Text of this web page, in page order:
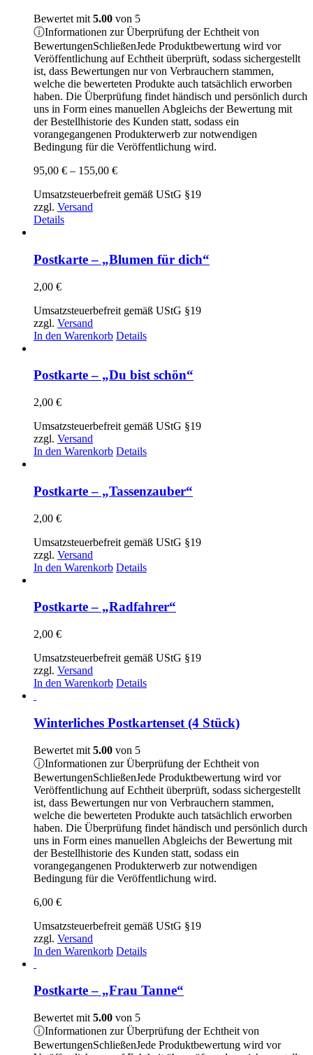
Bewertet mit 5.00 von 5
ⓘInformationen zur Überprüfung der Echtheit von
BewertungenSchließenJede Produktbewertung wird vor
Veröffentlichung auf Echtheit überprüft, sodass sichergestellt
ist, dass Bewertungen nur von Verbrauchern stammen,
welche die bewerteten Produkte auch tatsächlich erworben
haben. Die Überprüfung findet händisch und persönlich durch
uns in Form eines manuellen Abgleichs der Bewertung mit
der Bestellhistorie des Kunden statt, sodass ein
vorangegangenen Produkterwerb zur notwendigen
Bedingung für die Veröffentlichung wird.
95,00 € – 155,00 €Preisspanne:
bis
Umsatzsteuerbefreit gemäß UStG §19
zzgl. Versand
Details
Postkarte – „Blumen für dich“
2,00 €
Umsatzsteuerbefreit gemäß UStG §19
zzgl. Versand
In den Warenkorb Details
Postkarte – „Du bist schön“
2,00 €
Umsatzsteuerbefreit gemäß UStG §19
zzgl. Versand
In den Warenkorb Details
Postkarte – „Tassenzauber“
2,00 €
Umsatzsteuerbefreit gemäß UStG §19
zzgl. Versand
In den Warenkorb Details
Postkarte – „Radfahrer“
2,00 €
Umsatzsteuerbefreit gemäß UStG §19
zzgl. Versand
In den Warenkorb Details
Winterliches Postkartenset (4 Stück)
Bewertet mit 5.00 von 5
ⓘInformationen zur Überprüfung der Echtheit von
BewertungenSchließenJede Produktbewertung wird vor
Veröffentlichung auf Echtheit überprüft, sodass sichergestellt
ist, dass Bewertungen nur von Verbrauchern stammen,
welche die bewerteten Produkte auch tatsächlich erworben
haben. Die Überprüfung findet händisch und persönlich durch
uns in Form eines manuellen Abgleichs der Bewertung mit
der Bestellhistorie des Kunden statt, sodass ein
vorangegangenen Produkterwerb zur notwendigen
Bedingung für die Veröffentlichung wird.
6,00 €
Umsatzsteuerbefreit gemäß UStG §19
zzgl. Versand
In den Warenkorb Details
Postkarte – „Frau Tanne“
Bewertet mit 5.00 von 5
ⓘInformationen zur Überprüfung der Echtheit von
BewertungenSchließenJede Produktbewertung wird vor